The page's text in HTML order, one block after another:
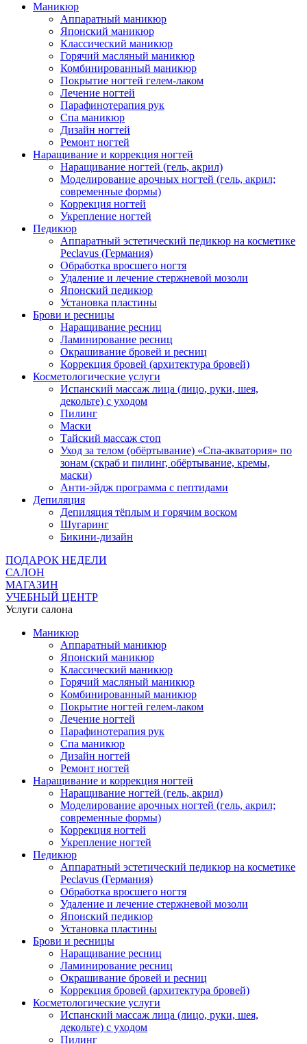
Маникюр
Аппаратный маникюр
Японский маникюр
Классический маникюр
Горячий масляный маникюр
Комбинированный маникюр
Покрытие ногтей гелем-лаком
Лечение ногтей
Парафинотерапия рук
Спа маникюр
Дизайн ногтей
Ремонт ногтей
Наращивание и коррекция ногтей
Наращивание ногтей (гель, акрил)
Моделирование арочных ногтей (гель, акрил;
современные формы)
Коррекция ногтей
Укрепление ногтей
Педикюр
Аппаратный эстетический педикюр на косметике
Peclavus (Германия)
Обработка вросшего ногтя
Удаление и лечение стержневой мозоли
Японский педикюр
Установка пластины
Брови и ресницы
Наращивание ресниц
Ламинирование ресниц
Окрашивание бровей и ресниц
Коррекция бровей (архитектура бровей)
Косметологические услуги
Испанский массаж лица (лицо, руки, шея,
декольте) с уходом
Пилинг
Маски
Тайский массаж стоп
Уход за телом (обёртывание) «Спа-акватория» по
зонам (скраб и пилинг, обёртывание, кремы,
маски)
Анти-эйдж программа с пептидами
Депиляция
Депиляция тёплым и горячим воском
Шугаринг
Бикини-дизайн
ПОДАРОК НЕДЕЛИ
САЛОН
МАГАЗИН
УЧЕБНЫЙ ЦЕНТР
Услуги салона
Маникюр
Аппаратный маникюр
Японский маникюр
Классический маникюр
Горячий масляный маникюр
Комбинированный маникюр
Покрытие ногтей гелем-лаком
Лечение ногтей
Парафинотерапия рук
Спа маникюр
Дизайн ногтей
Ремонт ногтей
Наращивание и коррекция ногтей
Наращивание ногтей (гель, акрил)
Моделирование арочных ногтей (гель, акрил;
современные формы)
Коррекция ногтей
Укрепление ногтей
Педикюр
Аппаратный эстетический педикюр на косметике
Peclavus (Германия)
Обработка вросшего ногтя
Удаление и лечение стержневой мозоли
Японский педикюр
Установка пластины
Брови и ресницы
Наращивание ресниц
Ламинирование ресниц
Окрашивание бровей и ресниц
Коррекция бровей (архитектура бровей)
Косметологические услуги
Испанский массаж лица (лицо, руки, шея,
декольте) с уходом
Пилинг